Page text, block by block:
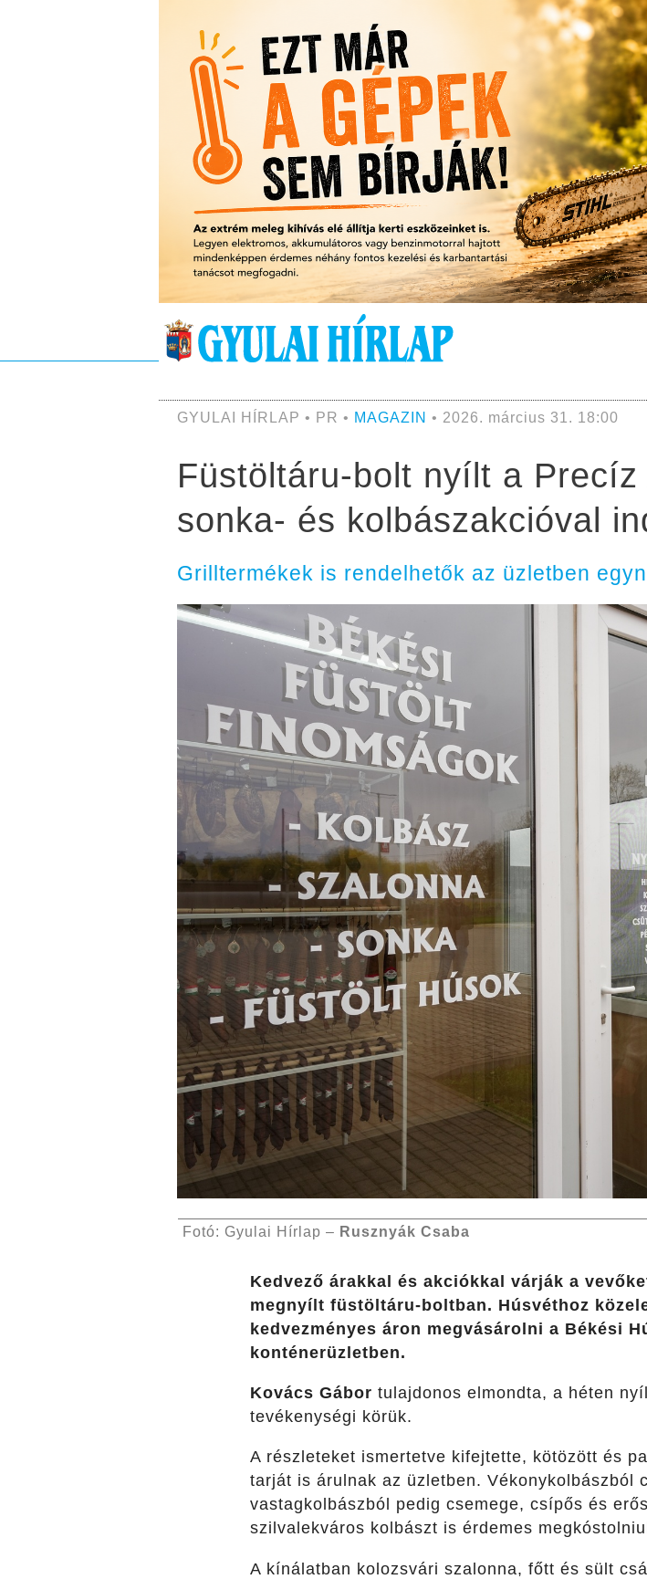
GYULAI HÍRLAP • PR • MAGAZIN • 2026. március 31. 18:00
Füstöltáru-bolt nyílt a
sonka- és kolbászakcióval
Grilltermékek is rendelhetők az üzletben
Fotó: Gyulai Hírlap – Rusznyák Csaba
Kedvező árakkal és akciókkal várják a
megnyílt füstöltáru-boltban. Húsvéthoz
kedvezményes áron megvásárolni a Békési
konténerüzletben.
Kovács Gábor tulajdonos elmondta, a héten
tevékenységi körük.
A részleteket ismertetve kifejtette, kötözött és
tarját is árulnak az üzletben. Vékonykolbászból
vastagkolbászból pedig csemege, csípős és
szilvalekváros kolbászt is érdemes
A kínálatban kolozsvári szalonna, főtt és sült